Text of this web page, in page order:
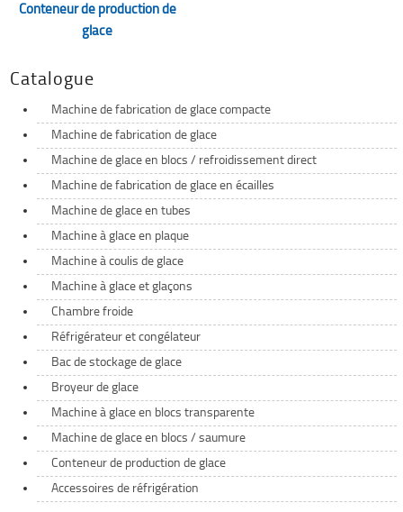
Conteneur de production de
glace
Catalogue
Machine de fabrication de glace compacte
Machine de fabrication de glace
Machine de glace en blocs / refroidissement direct
Machine de fabrication de glace en écailles
Machine de glace en tubes
Machine à glace en plaque
Machine à coulis de glace
Machine à glace et glaçons
Chambre froide
Réfrigérateur et congélateur
Bac de stockage de glace
Broyeur de glace
Machine à glace en blocs transparente
Machine de glace en blocs / saumure
Conteneur de production de glace
Accessoires de réfrigération